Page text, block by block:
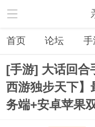
首页 论坛 手
[手游] 大话回合
西游独步天下
务端+安卓苹果